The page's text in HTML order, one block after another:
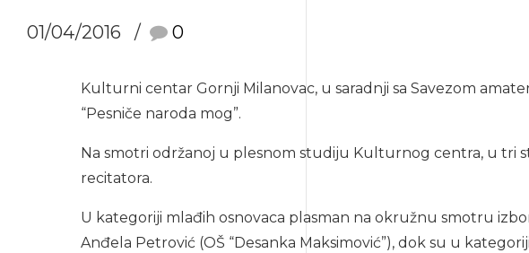
01/04/2016 0
Kulturni centar Gornji Milanovac, u saradnji sa Savezom
“Pesniče naroda mog”.
Na smotri održanoj u plesnom studiju Kulturnog centra, u tri
recitatora.
U kategoriji mlađih osnovaca plasman na okružnu smotru
Anđela Petrović (OŠ “Desanka Maksimović”), dok su u